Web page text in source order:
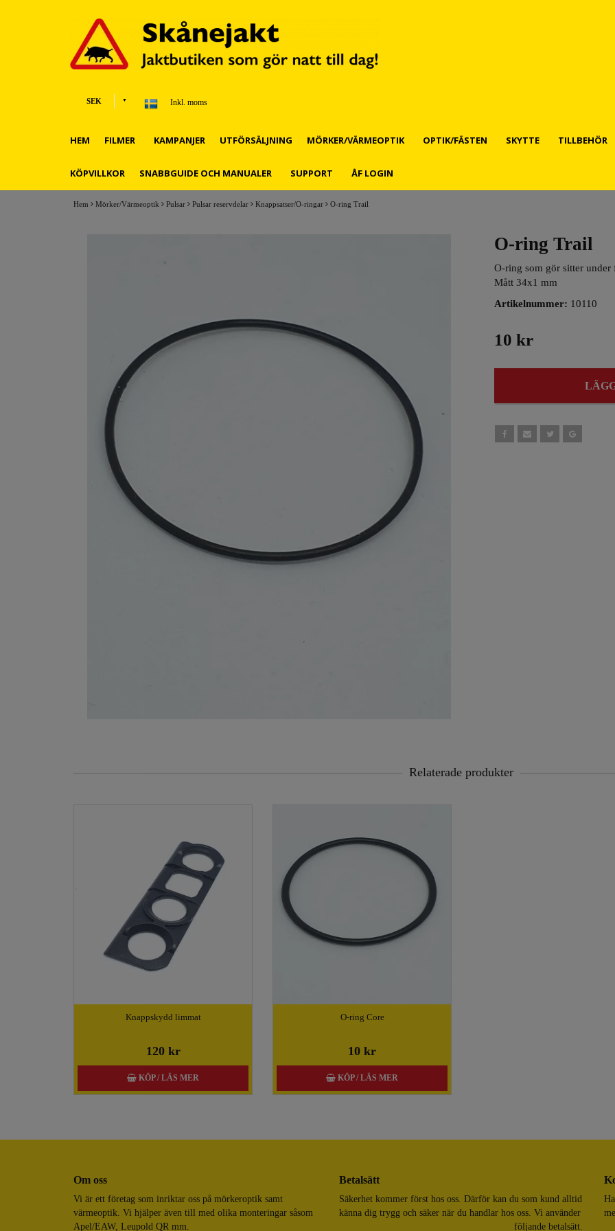
Hem Mörker/Värmeoptik Pulsar Pulsar reservdelar Knappsatser/O-ringar O-ring Trail
O-ring Trail
O-ring som gör sitter under
Mått 34x1 mm
Artikelnummer: 10110
10 kr
Relaterade produkter
Knappskydd limmat
120 kr
KÖP / LÄS MER
O-ring Core
10 kr
KÖP / LÄS MER
Om oss
Vi är ett företag som inriktar oss på mörkeroptik samt
värmeoptik. Vi hjälper även till med olika monteringar såsom
Apel/EAW, Leupold QR mm.
Betalsätt
Säkerhet kommer först hos oss. Därför kan du som kund alltid
känna dig trygg och säker när du handlar hos oss. Vi använder
följande betalsätt.
SEK Inkl. moms
HEM FILMER KAMPANJER UTFÖRSÄLJNING MÖRKER/VÄRMEOPTIK OPTIK/FÄSTEN SKYTTE TILLBEHÖR
KÖPVILLKOR SNABBGUIDE OCH MANUALER SUPPORT ÅF LOGIN